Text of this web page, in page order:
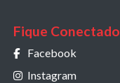
Fique Conectado
Facebook
Instagram